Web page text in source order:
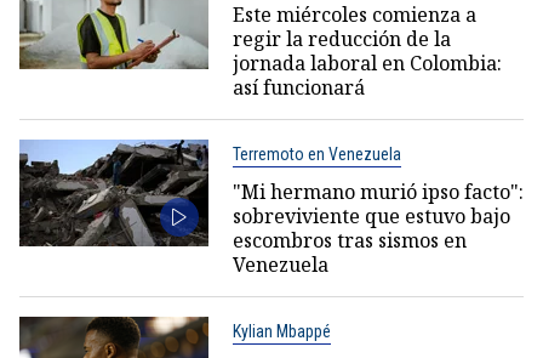
Este miércoles comienza a
regir la reducción de la
jornada laboral en Colombia:
así funcionará
Terremoto en Venezuela
"Mi hermano murió ipso facto":
sobreviviente que estuvo bajo
escombros tras sismos en
Venezuela
Kylian Mbappé